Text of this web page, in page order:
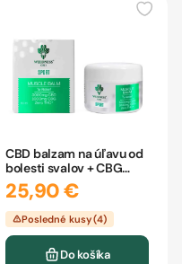
CBD balzam na úľavu od
bolesti svalov + CBG
WEEDNESS 50ml
25,90 €
Posledné kusy (4)
Do košíka